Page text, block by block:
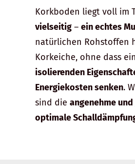
Korkboden liegt voll im
vielseitig – ein echtes
natürlichen Rohstoffen
Korkeiche, ohne dass
isolierenden
Energiekosten senken.
sind die angenehme
optimale